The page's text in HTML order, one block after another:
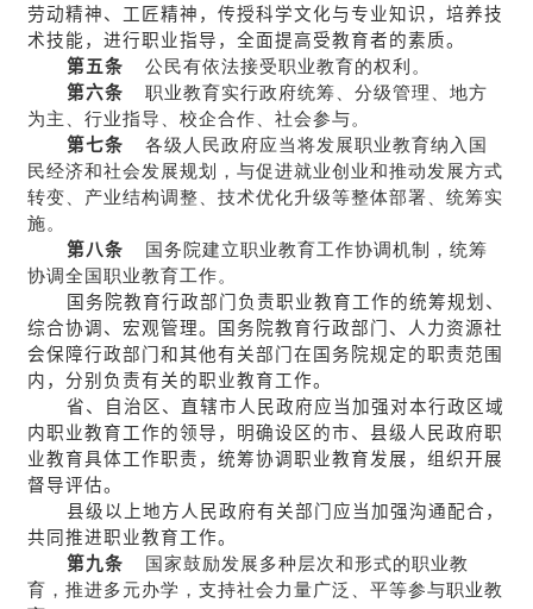
劳动精神、工匠精神，传授科学文化与专业知识，培养技
术技能，进行职业指导，全面提高受教育者的素质。
第五条 公民有依法接受职业教育的权利。
第六条 职业教育实行政府统筹、分级管理、地方
为主、行业指导、校企合作、社会参与。
第七条 各级人民政府应当将发展职业教育纳入国
民经济和社会发展规划，与促进就业创业和推动发展方式
转变、产业结构调整、技术优化升级等整体部署、统筹实
施。
第八条 国务院建立职业教育工作协调机制，统筹
协调全国职业教育工作。
国务院教育行政部门负责职业教育工作的统筹规划、
综合协调、宏观管理。国务院教育行政部门、人力资源社
会保障行政部门和其他有关部门在国务院规定的职责范围
内，分别负责有关的职业教育工作。
省、自治区、直辖市人民政府应当加强对本行政区域
内职业教育工作的领导，明确设区的市、县级人民政府职
业教育具体工作职责，统筹协调职业教育发展，组织开展
督导评估。
县级以上地方人民政府有关部门应当加强沟通配合，
共同推进职业教育工作。
第九条 国家鼓励发展多种层次和形式的职业教
育，推进多元办学，支持社会力量广泛、平等参与职业教